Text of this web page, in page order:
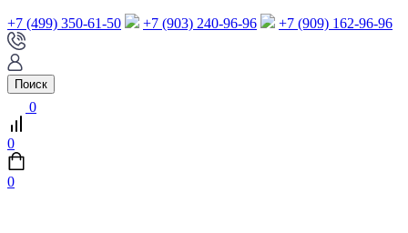
+7 (499) 350-61-50 +7 (903) 240-96-96 +7 (909) 162-96-96
Поиск
0
0
0